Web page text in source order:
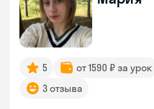
5 от 1590 ₽ за урок
3 отзыва